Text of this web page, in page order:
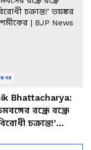
Bhattacharya:
রন্ধ্রে রন্ধ্রে
চক্রান্ত!’